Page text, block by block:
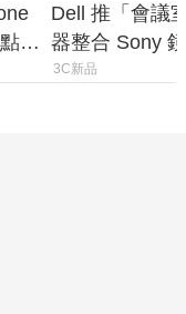
預
Dell 推「會議
器整合 Sony
條 USB-C 就
3C新品